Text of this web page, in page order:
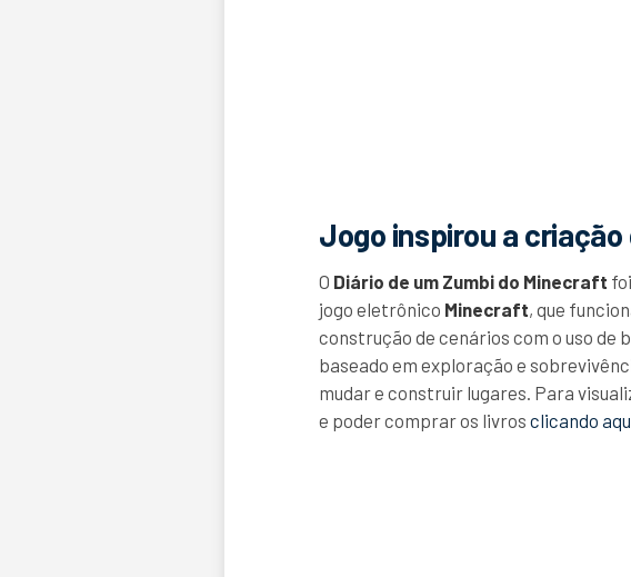
Jogo inspirou a criação
O Diário de um Zumbi do Minecraft
jogo eletrônico Minecraft, que
construção de cenários com o uso de
baseado em exploração e
mudar e construir lugares. Para
e poder comprar os livros clicando